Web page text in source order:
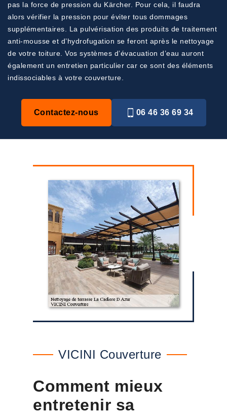
pas la force de pression du Kärcher. Pour cela, il faudra
alors vérifier la pression pour éviter tous dommages
supplémentaires. La pulvérisation des produits de traitement
anti-mousse et d’hydrofugation se feront après le nettoyage
de votre toiture. Vos systèmes d’évacuation d’eau auront
également un entretien particulier car ce sont des éléments
indissociables à votre couverture.
Contactez-nous 06 46 36 69 34
VICINI Couverture
Comment mieux
entretenir sa